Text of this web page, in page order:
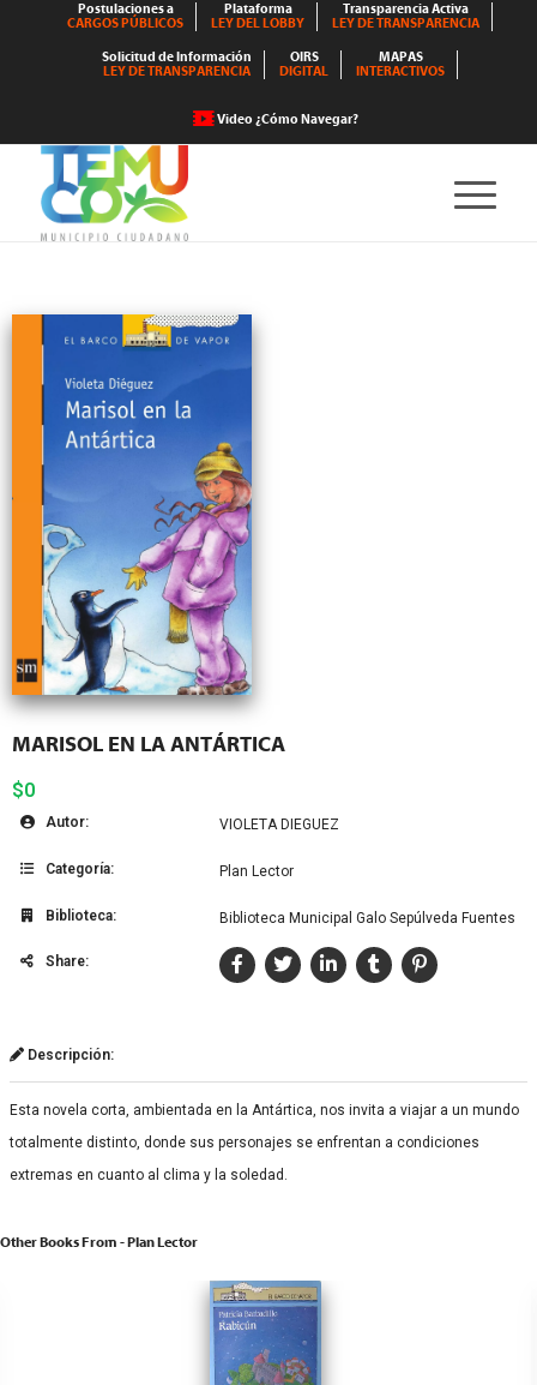
Postulaciones a
CARGOS PÚBLICOS
Plataforma
LEY DEL LOBBY
Transparencia Activa
LEY DE TRANSPARENCIA
Solicitud de Información
LEY DE TRANSPARENCIA
OIRS
DIGITAL
MAPAS
INTERACTIVOS
Video ¿Cómo Navegar?
MARISOL EN LA ANTÁRTICA
$0
Autor: VIOLETA DIEGUEZ
Categoría: Plan Lector
Biblioteca: Biblioteca Municipal Galo Sepúlveda Fuentes
Share:
Descripción:
Esta novela corta, ambientada en la Antártica, nos invita a viajar a un mundo
totalmente distinto, donde sus personajes se enfrentan a condiciones
extremas en cuanto al clima y la soledad.
Other Books From - Plan Lector